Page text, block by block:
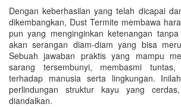
Dengan keberhasilan yang telah dicapai
dikembangkan, Dust Termite membawa
pun yang menginginkan ketenangan
akan serangan diam-diam yang bisa
Sebuah jawaban praktis yang mampu
sarang tersembunyi, membasmi
terhadap manusia serta lingkungan.
perlindungan struktur kayu yang
diandalkan.